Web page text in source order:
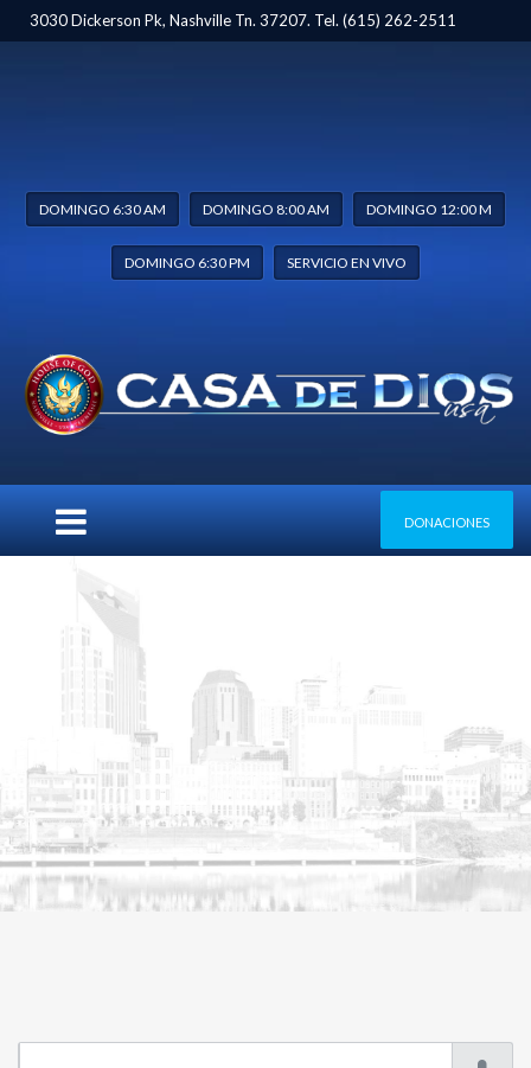
3030 Dickerson Pk, Nashville Tn. 37207. Tel. (615) 262-2511
DOMINGO 6:30 AM DOMINGO 8:00 AM DOMINGO 12:00 M
DOMINGO 6:30 PM SERVICIO EN VIVO
DONACIONES
CATEGORY: SERVICIOS DOMINICALES